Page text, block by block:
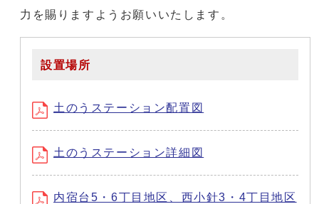
力を賜りますようお願いいたします。
設置場所
土のうステーション配置図
土のうステーション詳細図
内宿台5・6丁目地区、西小針3・4丁目地区